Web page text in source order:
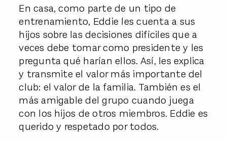
En casa, como parte de un tipo de
entrenamiento, Eddie les cuenta a sus
hijos sobre las decisiones difíciles que a
veces debe tomar como presidente y les
pregunta qué harían ellos. Así, les explica
y transmite el valor más importante del
club: el valor de la familia. También es el
más amigable del grupo cuando juega
con los hijos de otros miembros. Eddie es
querido y respetado por todos.